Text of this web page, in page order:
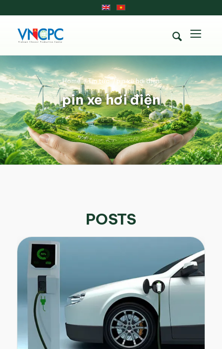
pin xe hơi điện
Home /Tin tức /pin xe hơi điện
POSTS